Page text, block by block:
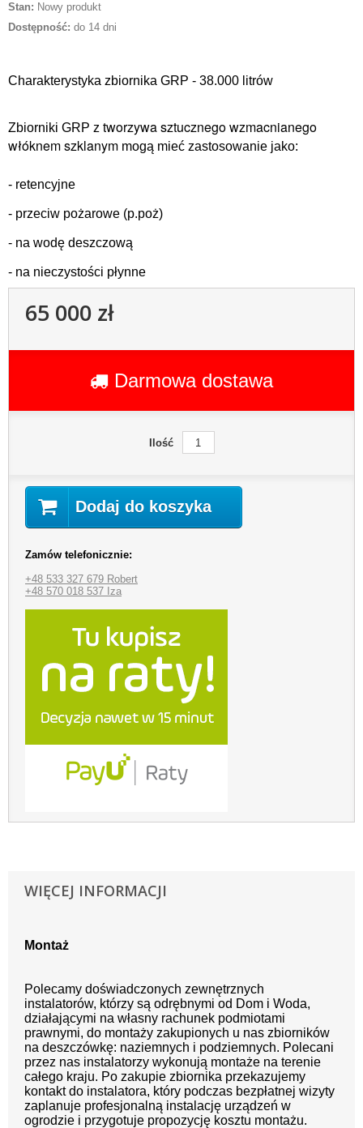
Stan: Nowy produkt
Dostępność: do 14 dni
Charakterystyka zbiornika GRP - 38.000 litrów
Zbiorniki GRP z tworzywa sztucznego wzmacnianego
włóknem szklanym mogą mieć zastosowanie jako:
- retencyjne
- przeciw pożarowe (p.poż)
- na wodę deszczową
- na nieczystości płynne
65 000 zł
Darmowa dostawa
Ilość
Dodaj do koszyka
Zamów telefonicznie:
+48 533 327 679 Robert
+48 570 018 537 Iza
WIĘCEJ INFORMACJI
Montaż
Polecamy doświadczonych zewnętrznych
instalatorów, którzy są odrębnymi od Dom i Woda,
działającymi na własny rachunek podmiotami
prawnymi, do montaży zakupionych u nas zbiorników
na deszczówkę: naziemnych i podziemnych. Polecani
przez nas instalatorzy wykonują montaże na terenie
całego kraju. Po zakupie zbiornika przekazujemy
kontakt do instalatora, który podczas bezpłatnej wizyty
zaplanuje profesjonalną instalację urządzeń w
ogrodzie i przygotuje propozycję kosztu montażu.